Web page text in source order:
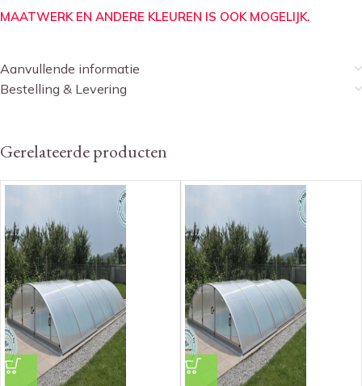
MAATWERK EN ANDERE KLEUREN IS OOK MOGELIJK.
Aanvullende informatie
Bestelling & Levering
Gerelateerde producten